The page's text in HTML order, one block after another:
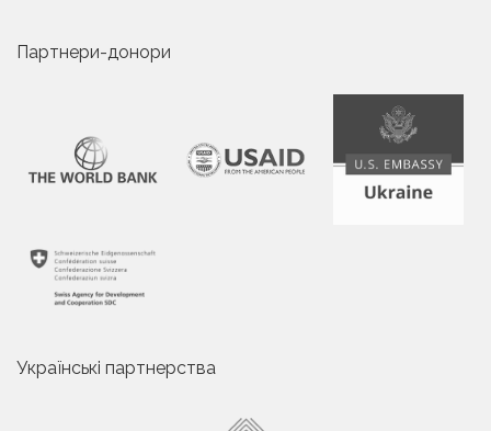
Партнери-донори
Українські партнерства